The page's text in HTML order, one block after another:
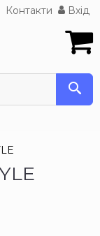
Контакти Вхід